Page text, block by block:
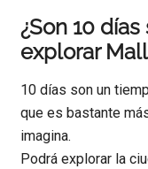
¿Son 10
explorar
10 días son un
que es bastante
imagina.
Podrá explorar la